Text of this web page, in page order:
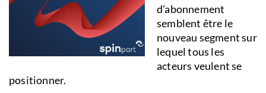
d’abonnement
semblent être le
nouveau segment sur
lequel tous les
acteurs veulent se
positionner.